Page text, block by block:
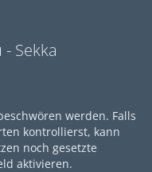
Sekka
werden. Falls
kontrollierst, kann
noch gesetzte
aktivieren.